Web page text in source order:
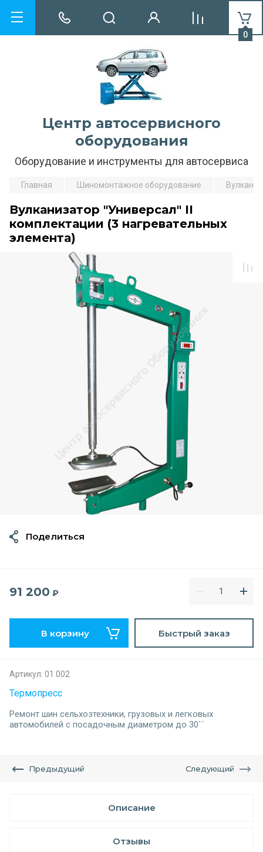
Центр автосервисного
оборудования
Оборудование и инструменты для автосервиса
0
Главная Шиномонтажное оборудование
Вулканизатор "Универсал" II
комплектации (3 нагревательных
элемента)
91 200 ₽
В корзину Быстрый заказ
Артикул: 01 002
Термопресс
Ремонт шин cельхозтехники, грузовых и легковых
автомобилей c посадочным диаметром до 30``
Поделиться
Предыдущий Следующий
Описание
Отзывы